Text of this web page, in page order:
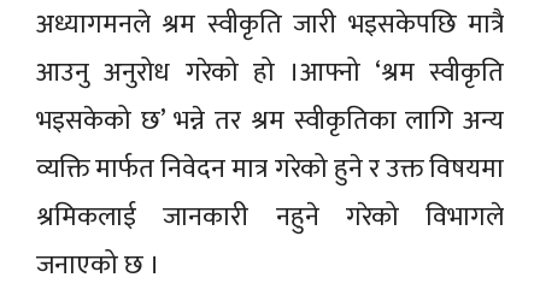
अध्यागमनले श्रम स्वीकृति जारी भइसकेपछि मात्रै
आउनु अनुरोध गरेको हो ।आफ्नो ‘श्रम स्वीकृति
भइसकेको छ’ भन्ने तर श्रम स्वीकृतिका लागि अन्य
व्यक्ति मार्फत निवेदन मात्र गरेको हुने र उक्त विषयमा
श्रमिकलाई जानकारी नहुने गरेको विभागले
जनाएको छ ।